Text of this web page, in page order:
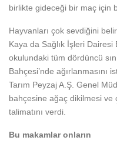
birlikte gideceği bir maç için
Hayvanları çok sevdiğini
Kaya da Sağlık İşleri Dairesi
okulundaki tüm dördüncü
Bahçesi’nde ağırlanmasını
Tarım Peyzaj A.Ş. Genel
bahçesine ağaç dikilmesi ve
talimatını verdi.
Bu makamlar onların